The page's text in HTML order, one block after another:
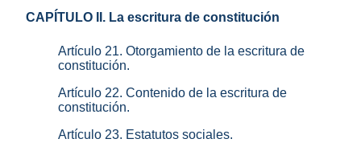
CAPÍTULO II. La escritura de constitución
Artículo 21. Otorgamiento de la escritura de
constitución.
Artículo 22. Contenido de la escritura de
constitución.
Artículo 23. Estatutos sociales.